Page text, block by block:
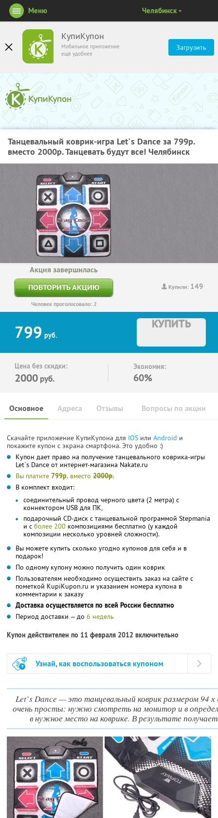
КупиКупон
Мобильное приложение
ещё удобнее
Загрузить
Меню Челябинск
Танцевальный коврик-игра Let`s Dance за 799р.
вместо 2000р. Танцевать будут все! Челябинск
Купили: 149
Акция завершилась
ПОВТОРИТЬ АКЦИЮ
Человек проголосовало: 2
799 руб.
КУПИТЬ
Цена без скидки:
2000 руб.
Экономия:
60%
Основное Отзывы Вопросы по акции
Адреса
Скачайте приложение КупиКупона для IOS или Android и
покажите купон с экрана смартфона. Это удобно :)
Купон дает право на получение танцевального коврика-игры
Let`s Dance от интернет-магазина Nakate.ru
Вы платите 799р. вместо 2000р.
В комплект входит:
соединительный провод черного цвета (2 метра) с
коннектором USB для ПК,
подарочный СD-диск c танцевальной программой Stepmania
и с более 200 композициями бесплатно (у каждой
композиции несколько уровней сложности).
Вы можете купить сколько угодно купонов для себя и в
подарок!
По одному купону можно получить один коврик
Пользователям необходимо осуществить заказ на сайте с
пометкой KupiKupon.ru и указанием номера купона в
комментарии к заказу
Доставка осуществляется по всей России бесплатно
Период доставки — до 6 недель
Купон действителен по 11 февраля 2012 включительно
Узнай, как воспользоваться купоном
Let`s Dance — это танцевальный коврик размером 94
очень просты: нужно смотреть на монитор и в
в нужное место на коврике. В результате